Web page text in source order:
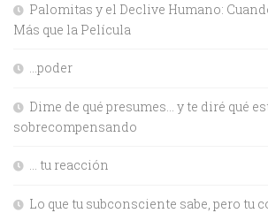
Palomitas y el Declive Humano:
Más que la Película
…poder
Dime de qué presumes… y te diré qué
sobrecompensando
… tu reacción
Lo que tu subconsciente sabe, pero tu